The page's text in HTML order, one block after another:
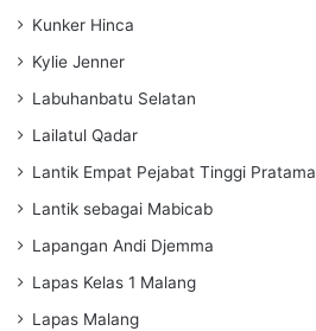
Kunker Hinca
Kylie Jenner
Labuhanbatu Selatan
Lailatul Qadar
Lantik Empat Pejabat Tinggi Pratama
Lantik sebagai Mabicab
Lapangan Andi Djemma
Lapas Kelas 1 Malang
Lapas Malang